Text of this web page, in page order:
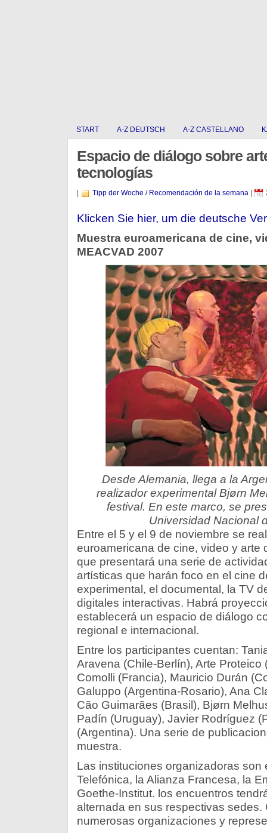
START A-Z DEUTSCH A-Z CASTELLANO
Espacio de diálogo sobre
tecnologías
Tipp der Woche / Recomendación de la semana|
Klicken Sie hier, um die deutsche
Muestra euroamericana de cine,
MEACVAD 2007
Desde Alemania, llega a la
realizador experimental Bjørn
festival. En este marco, se
Universidad Nacional
Entre el 5 y el 9 de noviembre se
euroamericana de cine, video y arte
que presentará una serie de
artísticas que harán foco en el cine
experimental, el documental, la TV
digitales interactivas. Habrá
establecerá un espacio de diálogo
regional e internacional.
Entre los participantes cuentan:
Aravena (Chile-Berlín), Arte Proteico
Comolli (Francia), Mauricio Durán
Galuppo (Argentina-Rosario), Ana
Cão Guimarães (Brasil), Bjørn
Padín (Uruguay), Javier Rodríguez
(Argentina). Una serie de
muestra.
Las instituciones organizadoras son
Telefónica, la Alianza Francesa, la
Goethe-Institut. los encuentros
alternada en sus respectivas
numerosas organizaciones y